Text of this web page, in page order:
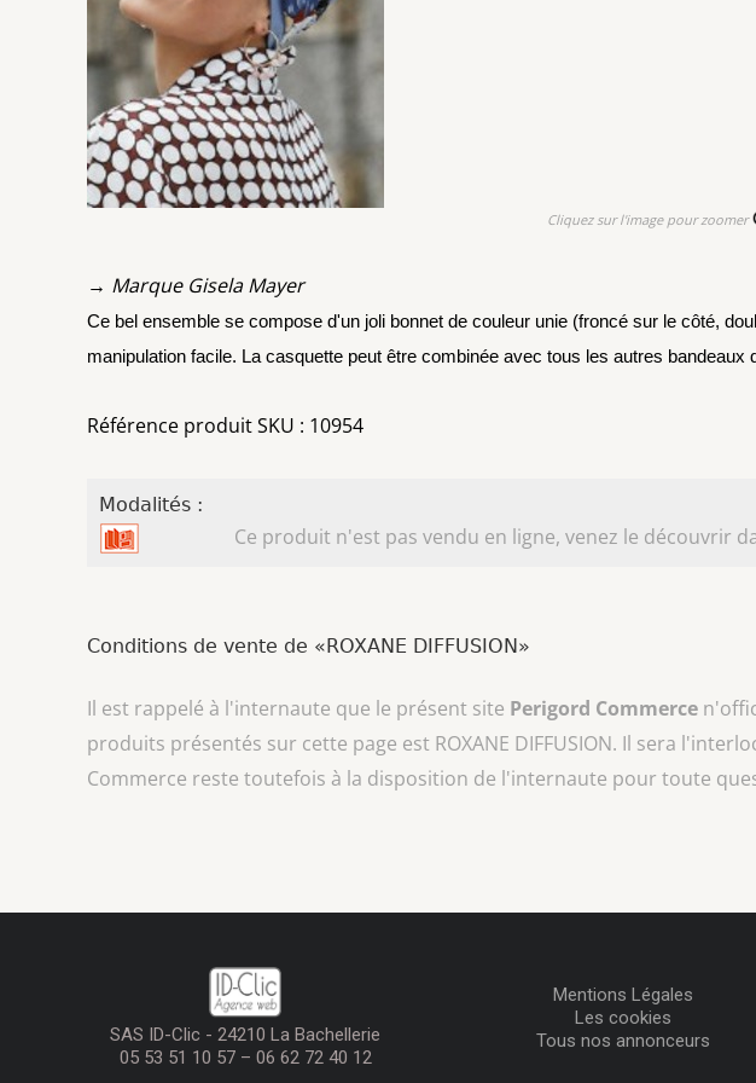
Cliquez sur l'image pour zoomer
→ Marque Gisela Mayer
Ce bel ensemble se compose d'un joli bonnet de couleur unie (froncé sur le côté,
manipulation facile. La casquette peut être combinée avec tous les autres bandeaux
Référence produit SKU : 10954
Modalités :
Ce produit n'est pas vendu en ligne, venez le découvrir
Conditions de vente de «ROXANE DIFFUSION»
Il est rappelé à l'internaute que le présent site Perigord Commerce
produits présentés sur cette page est ROXANE DIFFUSION. Il sera
Commerce reste toutefois à la disposition de l'internaute pour toute
SAS ID-Clic - 24210 La Bachellerie
05 53 51 10 57 – 06 62 72 40 12
Mentions Légales
Les cookies
Tous nos annonceurs